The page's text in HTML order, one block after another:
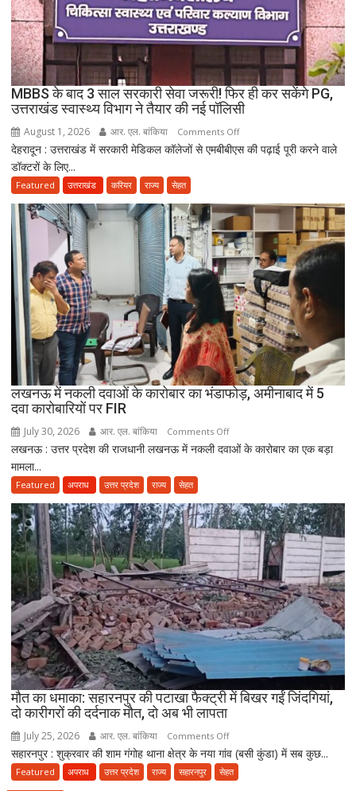
नाबालिग
का
दावा;
CWC
ने
जारी
किया
नोटिस
MBBS के बाद 3 साल सरकारी सेवा जरूरी! फिर ही कर सकेंगे PG,
उत्तराखंड स्वास्थ्य विभाग ने तैयार की नई पॉलिसी
August 1, 2026 आर. एल. बांकिया Comments Offon
MBBS
साल
सरकारी
सेवा
जरूरी!
फिर
ही
कर
सकेंगे
PG,
उत्तराखंड
स्वास्थ्य
तैयार
देहरादून : उत्तराखंड में सरकारी मेडिकल कॉलेजों से एमबीबीएस की पढ़ाई पूरी करने वाले
डॉक्टरों के लिए...
Featured उत्तराखंड करियर राज्य सेहत
लखनऊ में नकली दवाओं के कारोबार का भंडाफोड़, अमीनाबाद में 5
दवा कारोबारियों पर FIR
July 30, 2026 आर. एल. बांकिया Comments Offon
लखनऊ
दवाओं
के
कारोबार
का
भंडाफोड़,
अमीनाबाद
में
5
दवा
पर
FIR
लखनऊ : उत्तर प्रदेश की राजधानी लखनऊ में नकली दवाओं के कारोबार का एक बड़ा
मामला...
Featured अपराध उत्तर प्रदेश राज्य सेहत
मौत का धमाका: सहारनपुर की पटाखा फैक्ट्री में बिखर गईं जिंदगियां,
दो कारीगरों की दर्दनाक मौत, दो अब भी लापता
July 25, 2026 आर. एल. बांकिया Comments Offon
मौत
का
सहारनपुर : शुक्रवार की शाम गंगोह थाना क्षेत्र के नया गांव (बसी कुंडा) में सब कुछ...
Featured अपराध उत्तर प्रदेश राज्य सहारनपुर सेहत